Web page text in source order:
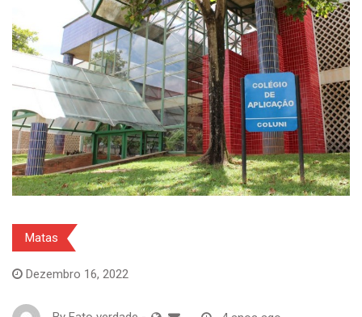
Matas
Dezembro 16, 2022